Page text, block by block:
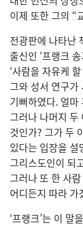
이제 또한 그의 “
전광판에 나타난
출신인 ‘프랭크
‘사람을 자유케
그와 성서 연구가
기뻐하였다. 얼
그러나 나머지 두
것인가? 그가 두
있다는 입장을 설
그리스도인이 되
그러나 또 한 사
어디든지 따라
‘프랭크’는 이 말